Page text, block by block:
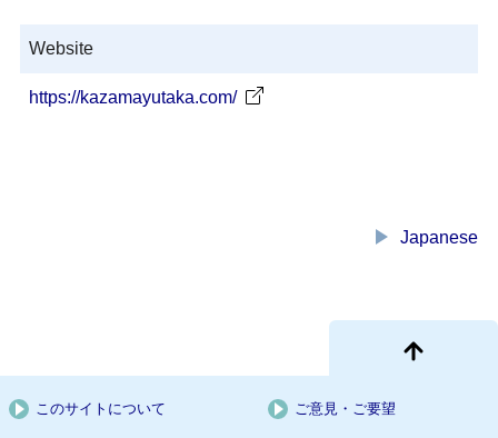
Website
https://kazamayutaka.com/
play_arrow Japanese
このサイトについて ご意見・ご要望